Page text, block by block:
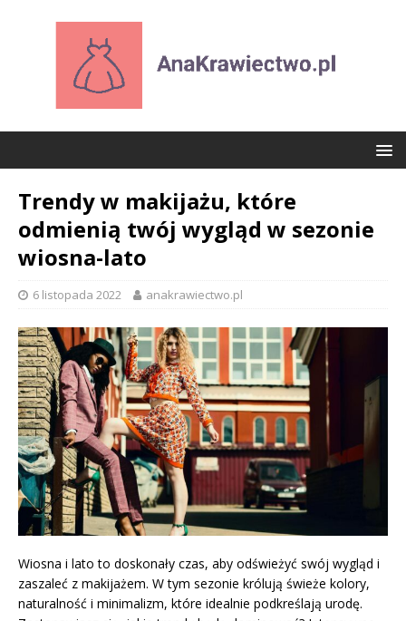
Trendy w makijażu, które
odmienią twój wygląd w sezonie
wiosna-lato
6 listopada 2022 anakrawiectwo.pl
Wiosna i lato to doskonały czas, aby odświeżyć swój wygląd i
zaszaleć z makijażem. W tym sezonie królują świeże kolory,
naturalność i minimalizm, które idealnie podkreślają urodę.